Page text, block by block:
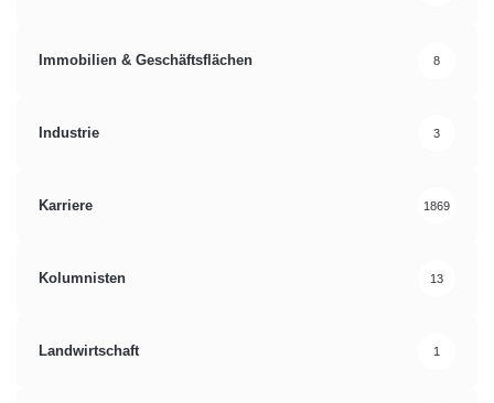
Immobilien & Geschäftsflächen 8
Industrie 3
Karriere 1869
Kolumnisten 13
Landwirtschaft 1